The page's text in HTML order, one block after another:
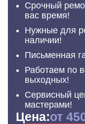
Срочный
вас время!
Нужные для
наличии!
Письменная
Работаем по
выходных!
Сервисный
мастерами!
Цена:от